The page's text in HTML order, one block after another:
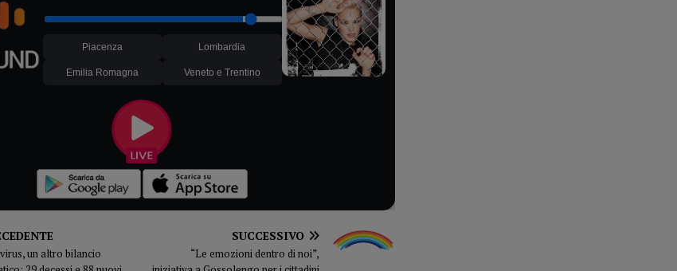
Piacenza Lombardia
Emilia Romagna Veneto e Trentino
un altro bilancio
SUCCESSIVO
“Le emozioni dentro di noi”,